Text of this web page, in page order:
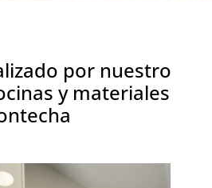
por nuestro
y materiales